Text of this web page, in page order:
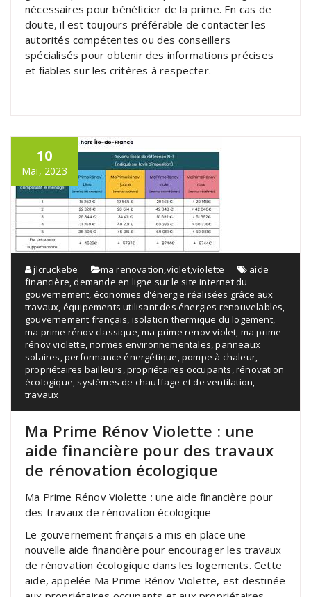
nécessaires pour bénéficier de la prime. En cas de
doute, il est toujours préférable de contacter les
autorités compétentes ou des conseillers
spécialisés pour obtenir des informations précises
et fiables sur les critères à respecter.
10
Mai, 2023
jlcruckebe ma renovation violet,violette
aide
financière ,demande en ligne sur le site internet du
gouvernement économies d'énergie réalisées grâce aux
travaux équipements utilisant des énergies renouvelables
gouvernement français isolation thermique du logement,
ma prime rénov classique ,ma prime renov violet ma prime
rénov violette ,normes environnementales ,panneaux
solaires ,performance énergétique ,pompe à chaleur
propriétaires bailleurs ,propriétaires occupants ,rénovation
écologique systèmes de chauffage et de ventilation
travaux
Ma Prime Rénov Violette : une
aide financière pour des travaux
de rénovation écologique
Ma Prime Rénov Violette : une aide financière pour
des travaux de rénovation écologique
Le gouvernement français a mis en place une
nouvelle aide financière pour encourager les travaux
de rénovation écologique dans les logements. Cette
aide, appelée Ma Prime Rénov Violette, est destinée